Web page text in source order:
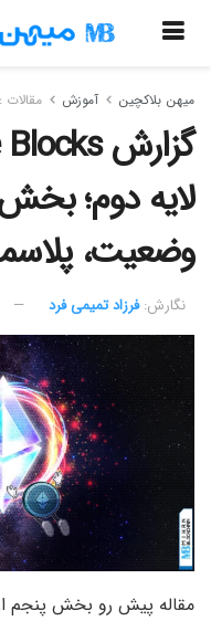
میهن بلاکچین آموزش
لایه دوم‌؛
وضعیت،
نگارش:‌ فرزاد تمیمی فرد
مقاله پیش رو بخش پنجم